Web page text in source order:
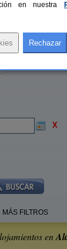
X
MÁS FILTROS
en
en nuestra